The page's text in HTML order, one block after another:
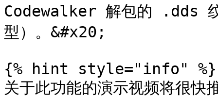
Codewalker 解包的 .dds
型）。&#x20;
{% hint style="info" %}
关于此功能的演示视频将很